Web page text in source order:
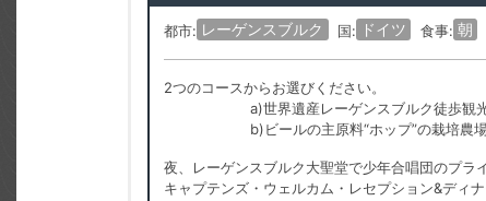
都市: レーゲンスブルク 国: ドイツ 食事: 朝
2つのコースからお選びください。
a)世界遺産レーゲンスブルク徒歩観
b)ビールの主原料“ホップ”の栽培農
夜、レーゲンスブルク大聖堂で少年合唱団のプラ
キャプテンズ・ウェルカム・レセプション&ディ